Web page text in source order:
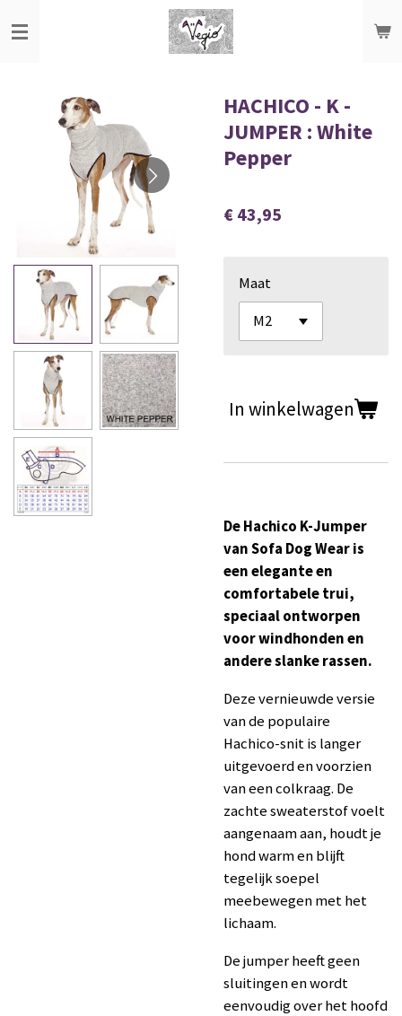
direct
hoofdinhoud
HACHICO - K -
JUMPER : White
Pepper
€ 43,95
Maat
In winkelwagen
De Hachico K-Jumper
van Sofa Dog Wear is
een elegante en
comfortabele trui,
speciaal ontworpen
voor windhonden en
andere slanke rassen.
Deze vernieuwde versie
van de populaire
Hachico-snit is langer
uitgevoerd en voorzien
van een colkraag. De
zachte sweaterstof voelt
aangenaam aan, houdt je
hond warm en blijft
tegelijk soepel
meebewegen met het
lichaam.
De jumper heeft geen
sluitingen en wordt
eenvoudig over het hoofd